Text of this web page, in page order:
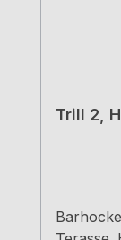
Trill 2,